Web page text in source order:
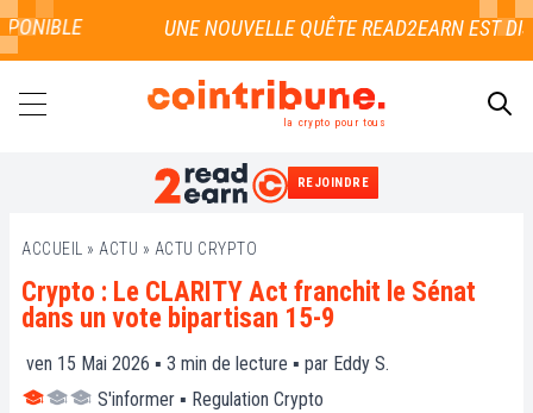
la crypto pour tous
REJOINDRE
ACCUEIL » ACTU » ACTU CRYPTO
Crypto : Le CLARITY Act franchit le Sénat
dans un vote bipartisan 15-9
ven 15 Mai 2026 ▪ 3 min de lecture ▪ par Eddy S.
S'informer ▪ Regulation Crypto